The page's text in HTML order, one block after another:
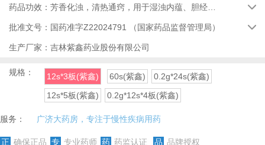
药品功效： 
批准文号： 国药准字Z22024791 （国家药品监督管理局） 
生产厂家： 吉林紫鑫药业股份有限公司
规格： 12s*3板(紫鑫) 60s(紫鑫)
0.2g*24s(紫鑫)
12s*5板(紫鑫)
0.2g*12s*4板(紫鑫)
服务： 广济大药房，专注于慢性疾病用药
正 确保正品 专 专业药师 药 药监认证 品 品牌授权